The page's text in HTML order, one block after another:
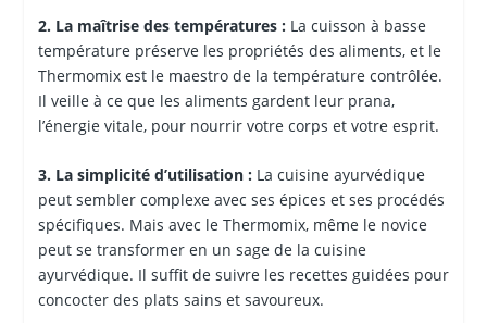
2. La maîtrise des températures :La cuisson à basse
température préserve les propriétés des aliments, et le
Thermomix est le maestro de la température contrôlée.
Il veille à ce que les aliments gardent leur prana,
l’énergie vitale, pour nourrir votre corps et votre esprit.
3. La simplicité d’utilisation :La cuisine ayurvédique
peut sembler complexe avec ses épices et ses procédés
spécifiques. Mais avec le Thermomix, même le novice
peut se transformer en un sage de la cuisine
ayurvédique. Il suffit de suivre les recettes guidées pour
concocter des plats sains et savoureux.